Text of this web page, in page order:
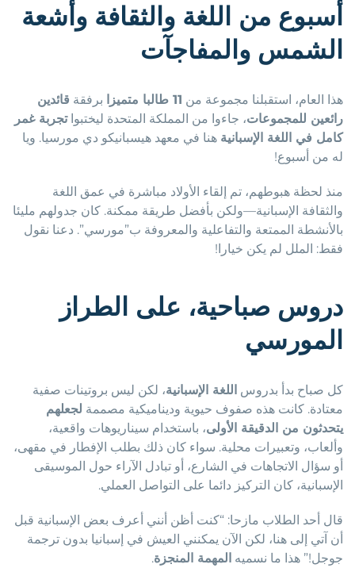
أسبوع من اللغة والثقافة وأشعة
الشمس والمفاجآت
هذا العام، استقبلنا مجموعة من 11 طالبا متميزا برفقة قائدين
رائعين للمجموعات، جاءوا من المملكة المتحدة ليختبوا تجربة غمر
كامل في اللغة الإسبانيةهنا في معهد هيسبانيكو دي مورسيا. ويا
له من أسبوع!
منذ لحظة هبوطهم، تم إلقاء الأولاد مباشرة في عمق اللغة
والثقافة الإسبانية—ولكن بأفضل طريقة ممكنة. كان جدولهم مليئا
بالأنشطة الممتعة والتفاعلية والمعروفة ب”مورسي”. دعنا نقول
فقط: الملل لم يكن خيارا!
دروس صباحية، على الطراز
المورسي
كل صباح بدأ بدروس اللغة الإسبانية، لكن ليس بروتينات صفية
معتادة. كانت هذه صفوف حيوية وديناميكية مصممة لجعلهم
يتحدثون من الدقيقة الأولى ، باستخدام سيناريوهات واقعية،
وألعاب، وتعبيرات محلية. سواء كان ذلك بطلب الإفطار في مقهى،
أو سؤال الاتجاهات في الشارع، أو تبادل الآراء حول الموسيقى
الإسبانية، كان التركيز دائما على التواصل العملي.
قال أحد الطلاب مازحا: “كنت أظن أنني أعرف بعض الإسبانية قبل
أن آتي إلى هنا، لكن الآن يمكنني العيش في إسبانيا بدون ترجمة
جوجل!” هذا ما نسميه المهمة المنجزة.